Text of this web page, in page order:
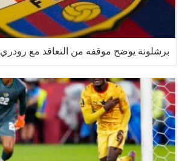
برشلونة يوضح موقفه من التعاقد مع رودري